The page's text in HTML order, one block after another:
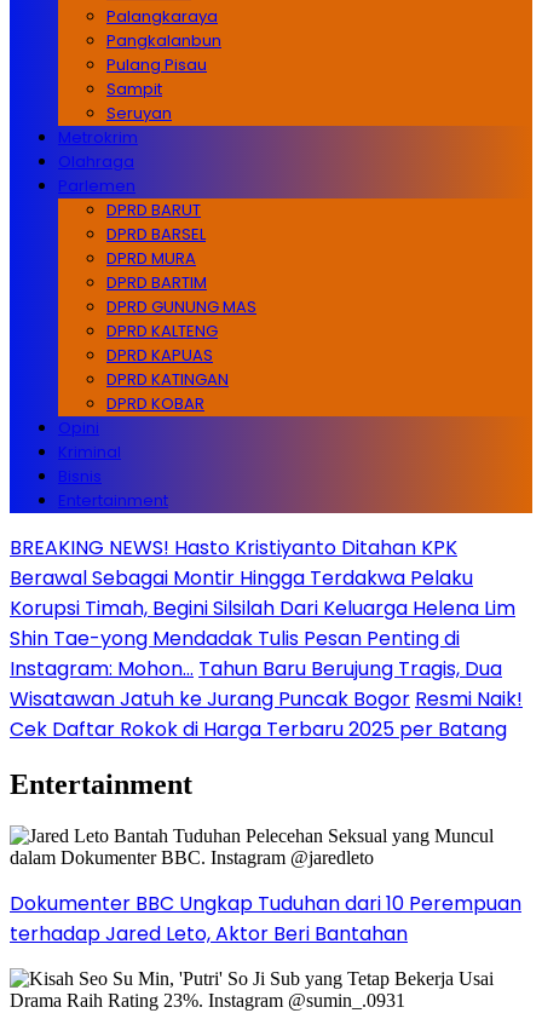
Palangkaraya
Pangkalanbun
Pulang Pisau
Sampit
Seruyan
Metrokrim
Olahraga
Parlemen
DPRD BARUT
DPRD BARSEL
DPRD MURA
DPRD BARTIM
DPRD GUNUNG MAS
DPRD KALTENG
DPRD KAPUAS
DPRD KATINGAN
DPRD KOBAR
Opini
Kriminal
Bisnis
Entertainment
BREAKING NEWS! Hasto Kristiyanto Ditahan KPK
Berawal Sebagai Montir Hingga Terdakwa Pelaku
Korupsi Timah, Begini Silsilah Dari Keluarga Helena Lim
Shin Tae-yong Mendadak Tulis Pesan Penting di
Instagram: Mohon… Tahun Baru Berujung Tragis, Dua
Wisatawan Jatuh ke Jurang Puncak Bogor Resmi Naik!
Cek Daftar Rokok di Harga Terbaru 2025 per Batang
Entertainment
Dokumenter BBC Ungkap Tuduhan dari 10 Perempuan
terhadap Jared Leto, Aktor Beri Bantahan